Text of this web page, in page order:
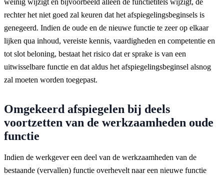
weinig wijzigt en bijvoorbeeld alleen de functietitels wijzigt, de
rechter het niet goed zal keuren dat het afspiegelingsbeginsels is
genegeerd. Indien de oude en de nieuwe functie te zeer op elkaar
lijken qua inhoud, vereiste kennis, vaardigheden en competentie en
tot slot beloning, bestaat het risico dat er sprake is van een
uitwisselbare functie en dat aldus het afspiegelingsbeginsel alsnog
zal moeten worden toegepast.
Omgekeerd afspiegelen bij deels
voortzetten van de werkzaamheden oude
functie
Indien de werkgever een deel van de werkzaamheden van de
bestaande (vervallen) functie overhevelt naar een nieuwe functie